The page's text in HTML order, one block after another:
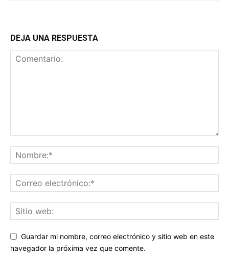
DEJA UNA RESPUESTA
Guardar mi nombre, correo electrónico y sitio web en este
navegador la próxima vez que comente.